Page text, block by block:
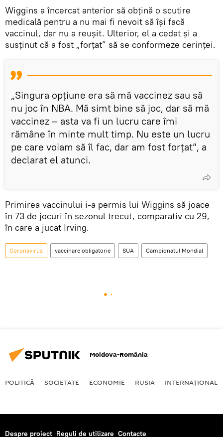
Wiggins a încercat anterior să obțină o scutire
medicală pentru a nu mai fi nevoit să îşi facă
vaccinul, dar nu a reușit. Ulterior, el a cedat și a
susţinut că a fost „forțat” să se conformeze cerinţei.
„Singura opţiune era să mă vaccinez sau să
nu joc în NBA. Mă simt bine să joc, dar să mă
vaccinez – asta va fi un lucru care îmi
rămâne în minte mult timp. Nu este un lucru
pe care voiam să îl fac, dar am fost forțat”, a
declarat el atunci.
Primirea vaccinului i-a permis lui Wiggins să joace
în 73 de jocuri în sezonul trecut, comparativ cu 29,
în care a jucat Irving.
Coronavirus vaccinare obligatorie SUA Campionatul Mondial
Moldova-România
POLITICĂ SOCIETATE ECONOMIE RUSIA INTERNAŢIONAL
Despre proiect Reguli de utilizare Contacte